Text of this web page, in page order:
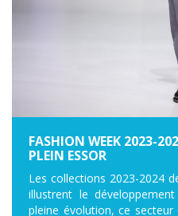
FASHION WEEK 2023-
PLEIN ESSOR
Les collections 2023-2024
illustrent le
pleine évolution, ce